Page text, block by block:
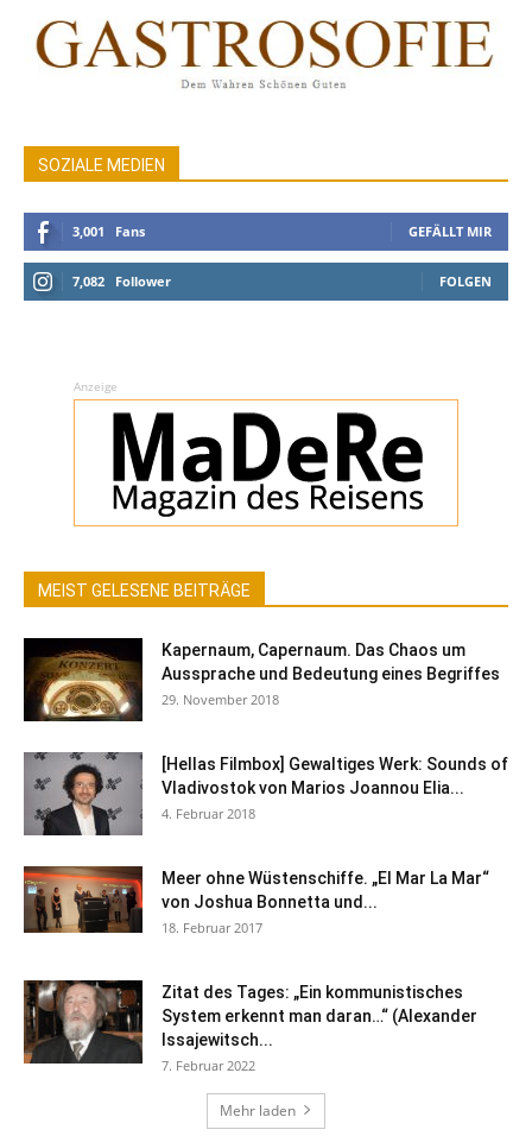
SOZIALE MEDIEN
3,001 Fans GEFÄLLT MIR
7,082 Follower FOLGEN
Anzeige
MEIST GELESENE BEITRÄGE
Kapernaum, Capernaum. Das Chaos um
Aussprache und Bedeutung eines Begriffes
29. November 2018
[Hellas Filmbox] Gewaltiges Werk: Sounds of
Vladivostok von Marios Joannou Elia...
4. Februar 2018
Meer ohne Wüstenschiffe. „El Mar La Mar“
von Joshua Bonnetta und...
18. Februar 2017
Zitat des Tages: „Ein kommunistisches
System erkennt man daran…“ (Alexander
Issajewitsch...
7. Februar 2022
Mehr laden